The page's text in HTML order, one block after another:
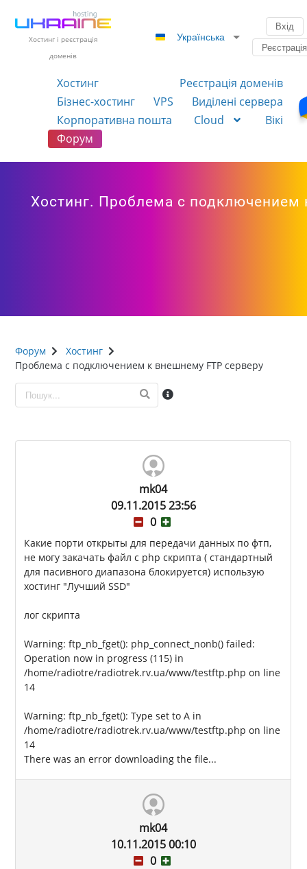
Хостинг і реєстрація
доменів
Українська
Вхід
Реєстрація
Хостинг
Реєстрація доменів
Бізнес-хостинг
VPS
Виділені сервера
Корпоративна пошта
Cloud
Вікі
Форум
Хостинг. Проблема с подключением
Форум
Хостинг
Проблема с подключением к внешнему FTP серверу
mk04
09.11.2015 23:56
0
Какие порти открыты для передачи данных по фтп,
не могу закачать файл с php скрипта ( стандартный
для пасивного диапазона блокируется) использую
хостинг "Лучший SSD"
лог скрипта
Warning: ftp_nb_fget(): php_connect_nonb() failed:
Operation now in progress (115) in
/home/radiotre/radiotrek.rv.ua/www/testftp.php on line
14
Warning: ftp_nb_fget(): Type set to A in
/home/radiotre/radiotrek.rv.ua/www/testftp.php on line
14
There was an error downloading the file...
mk04
10.11.2015 00:10
0